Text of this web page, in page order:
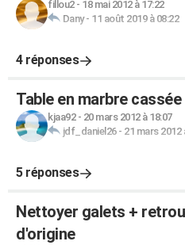
fillou2- 18 mai 2012 à 17:22
Dany- 11 août 2019 à 08:22
4 réponses
Table en marbre cassée
kjaa92- 20 mars 2012 à 18:07
jdf_daniel26- 21 mars 2012
5 réponses
Nettoyer galets +
d'origine